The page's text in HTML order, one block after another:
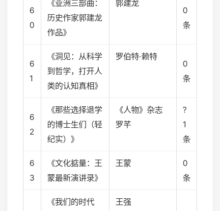
6
0
《亚洲三部曲：
历史作家郭建龙
作品》
郭建龙
0
条
6
1
《洞见：从科学
到哲学，打开人
类的认知真相》
罗伯特·赖特
0
条
6
2
《那些选择退学
的博士生们（轻
纪实）》
《人物》杂志
罗芊
?
1
条
6
3
《文化掂量：王
蒙最新演讲录》
王蒙
0
条
《我们的时代
王强